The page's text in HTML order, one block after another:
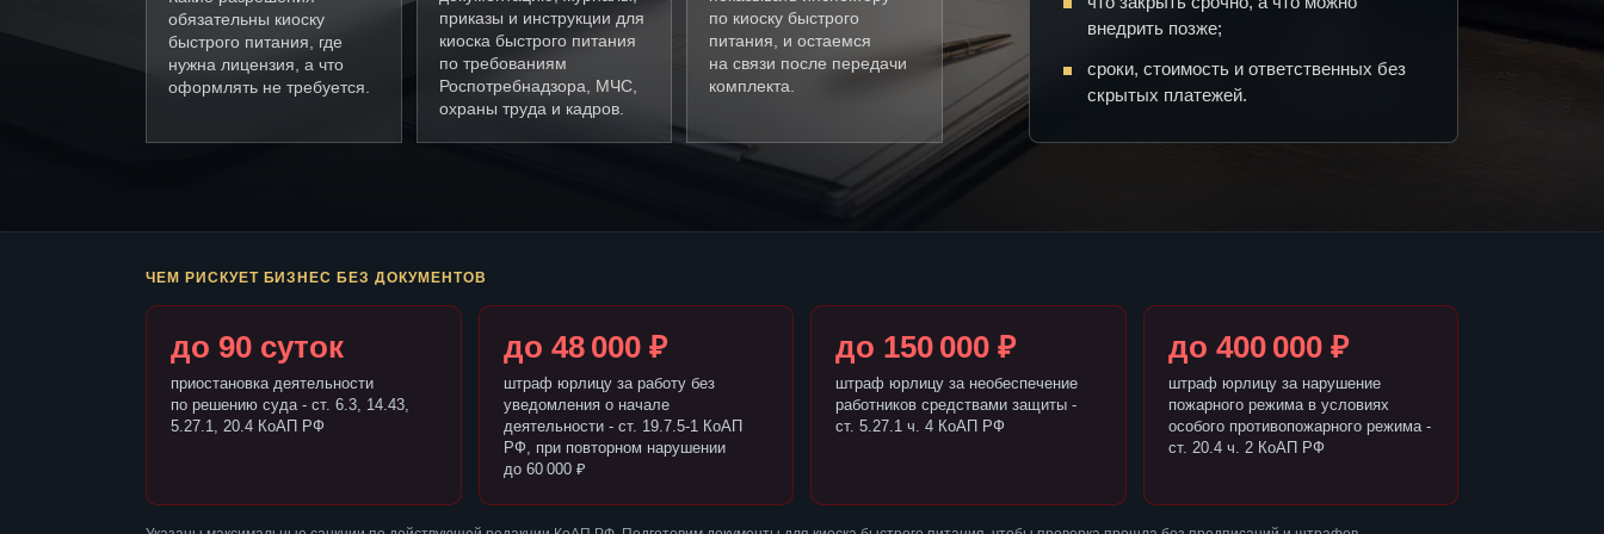
обязательны киоску
быстрого питания, где
нужна лицензия, а что
оформлять не требуется.
приказы и инструкции для
киоска быстрого питания
по требованиям
Роспотребнадзора, МЧС,
охраны труда и кадров.
по киоску быстрого
питания, и остаемся
на связи после передачи
комплекта.
внедрить позже;
сроки, стоимость и ответственных без
скрытых платежей.
ЧЕМ РИСКУЕТ БИЗНЕС БЕЗ ДОКУМЕНТОВ
до 90 суток
приостановка деятельности
по решению суда - ст. 6.3, 14.43,
5.27.1, 20.4 КоАП РФ
до 48 000 ₽
штраф юрлицу за работу без
уведомления о начале
деятельности - ст. 19.7.5-1 КоАП
РФ, при повторном нарушении
до 60 000 ₽
до 150 000 ₽
штраф юрлицу за необеспечение
работников средствами защиты -
ст. 5.27.1 ч. 4 КоАП РФ
до 400 000 ₽
штраф юрлицу за нарушение
пожарного режима в условиях
особого противопожарного режима -
ст. 20.4 ч. 2 КоАП РФ